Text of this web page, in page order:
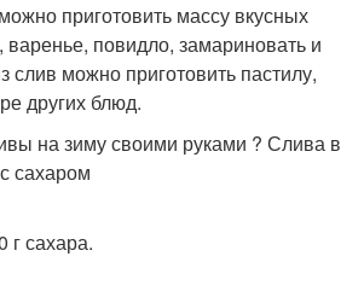
приготовить массу вкусных
варенье, повидло, замариновать и
слив можно приготовить пастилу,
других блюд.
на зиму своими руками ? Слива в
сахаром
г сахара.